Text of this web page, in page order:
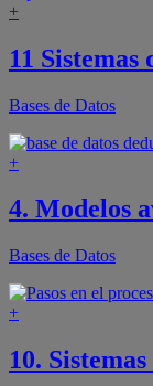
+
11
Bases de Datos
+
4. Modelos
Bases de Datos
+
10.